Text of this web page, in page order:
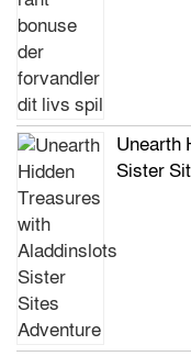
Unearth
Sister